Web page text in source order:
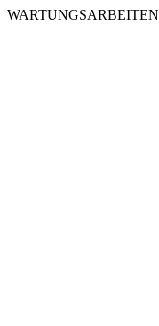
WARTUNGSARBEITEN